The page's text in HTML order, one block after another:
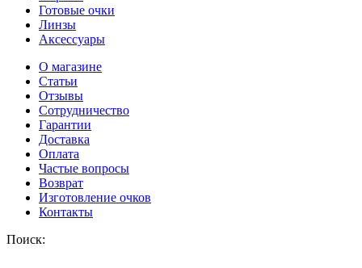
Готовые очки
Линзы
Аксессуары
О магазине
Статьи
Отзывы
Сотрудничество
Гарантии
Доставка
Оплата
Частые вопросы
Возврат
Изготовление очков
Контакты
Поиск: